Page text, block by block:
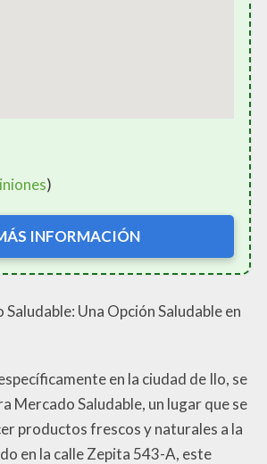
)
INFORMACIÓN
Una Opción Saludable en
en la ciudad de Ilo, se
Mercado Saludable, un lugar que se
productos frescos y naturales a la
en la calle Zepita 543-A, este